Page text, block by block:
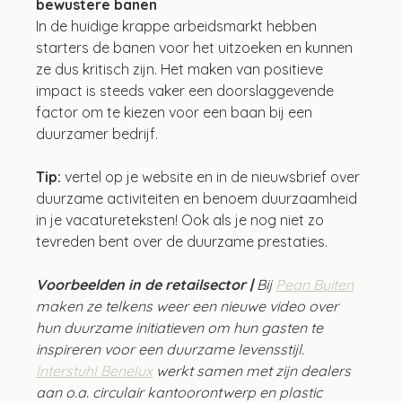
bewustere banen
In de huidige krappe arbeidsmarkt hebben
starters de banen voor het uitzoeken en kunnen
ze dus kritisch zijn. Het maken van positieve
impact is steeds vaker een doorslaggevende
factor om te kiezen voor een baan bij een
duurzamer bedrijf.
Tip: vertel op je website en in de nieuwsbrief over
duurzame activiteiten en benoem duurzaamheid
in je vacatureteksten! Ook als je nog niet zo
tevreden bent over de duurzame prestaties.
Voorbeelden in de retailsector | Bij Pean Buiten
maken ze telkens weer een nieuwe video over
hun duurzame initiatieven om hun gasten te
inspireren voor een duurzame levensstijl.
Interstuhl Benelux werkt samen met zijn dealers
aan o.a. circulair kantoorontwerp en plastic